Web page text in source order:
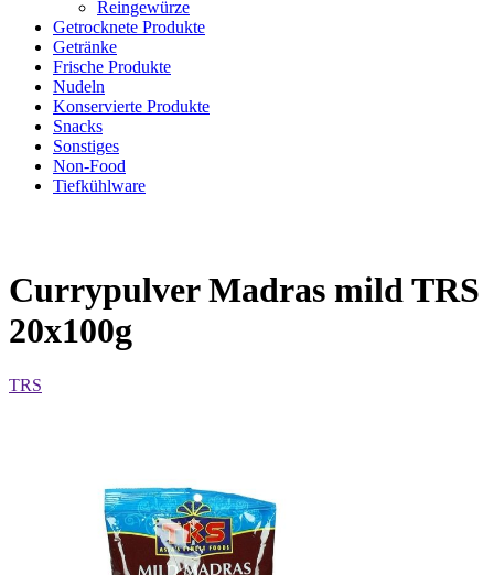
Reingewürze
Getrocknete Produkte
Getränke
Frische Produkte
Nudeln
Konservierte Produkte
Snacks
Sonstiges
Non-Food
Tiefkühlware
Currypulver Madras mild TRS
20x100g
TRS